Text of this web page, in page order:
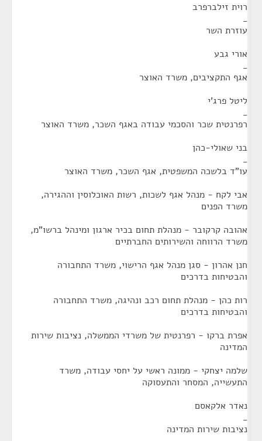
רוית זילברפרב
_
עוזרת השר
אורי גבע
_
אגף התקציבים, משרד האוצר
ליטל פרג'י
_
רפרנטית שכר והסכמי עבודה באגף השכר, משרד האוצר
בני שאולי-כהן
_
עו"ד בלשכה המשפטית, אגף השכר, משרד האוצר
אבי לקח - מנהל אגף לשכות, רשות האוכלוסין וההגירה,
משרד הפנים
אהובה קרקובר - מנהלת תחום בכיר ארגון ומינהל ברשו"מ,
משרד הרווחה והשירותים החברתיים
חנן אהרון - סגן מנהל אגף הרישוי, משרד התחבורה
והבטיחות בדרכים
רות כהן - מנהלת תחום רכב ונהיגה, משרד התחבורה
והבטיחות בדרכים
אפרת ברקו - רפרנטית של משרדי הממשלה, נציבות שירות
המדינה
שלמה יצחקי - ממונה ראשי על יחסי עבודה, משרד
התעשייה, המסחר והתעסוקה
נאדר אלקאסם
_
נציבות שירות המדינה